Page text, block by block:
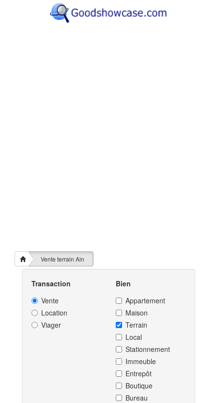
Vente terrain Ain
Transaction
Vente
Location
Viager
Bien
Appartement
Maison
Terrain
Local
Stationnement
Immeuble
Entrepôt
Boutique
Bureau